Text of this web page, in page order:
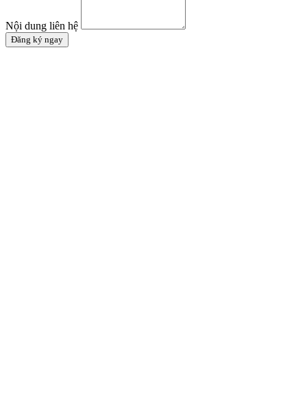
Nội dung liên hệ
Đăng ký ngay